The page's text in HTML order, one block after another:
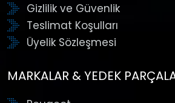
Gizlilik ve Güvenlik
Teslimat Koşulları
Üyelik Sözleşmesi
MARKALAR & YEDEK